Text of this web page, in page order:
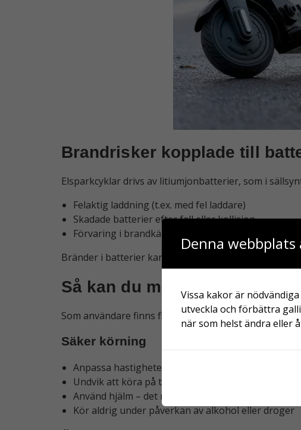
Brandrisker kopplade till
Elsparkcyklar drivs av litiumjonbatterier, som i
Felaktig laddning (t.ex. med fel laddare)
Skadade batterier efter fall eller kollision
Förvaring i brandkänsliga miljöer
Bränder i batterier kan vara svårsläckta och
Så kan du minska riskerna
Som användare finns flera enkla åtgärder som
Säker körning
Anpassa hastigheten efter omgivningen
Undvik att köra på trottoarer där gångtrafikanter
Använd hjälm – det minskar risken för allvarliga
Kör aldrig under påverkan av alkohol eller droger
Denna
Vissa kakor är
utveckla och förbättra
när som helst ändra eller